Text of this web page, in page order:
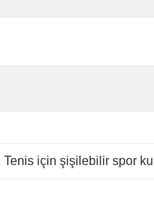
Tenis için şişilebilir spor